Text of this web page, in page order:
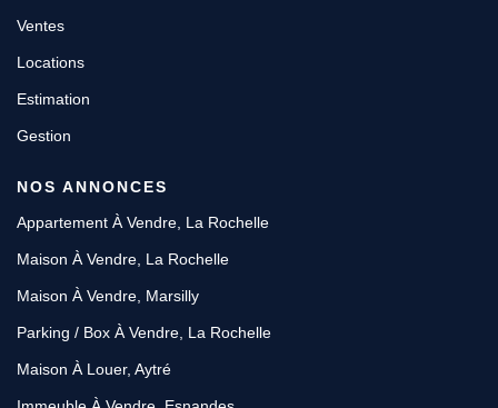
Ventes
Locations
Estimation
Gestion
NOS ANNONCES
Appartement À Vendre, La Rochelle
Maison À Vendre, La Rochelle
Maison À Vendre, Marsilly
Parking / Box À Vendre, La Rochelle
Maison À Louer, Aytré